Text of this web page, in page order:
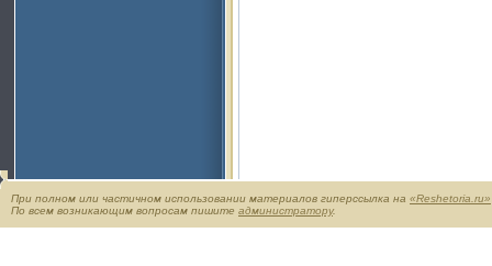
При полном или частичном использовании материалов гиперссылка на «Reshetoria.ru»
По всем возникающим вопросам пишите администратору.